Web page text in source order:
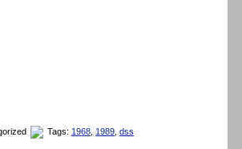
Tags: 1968 1989 dss